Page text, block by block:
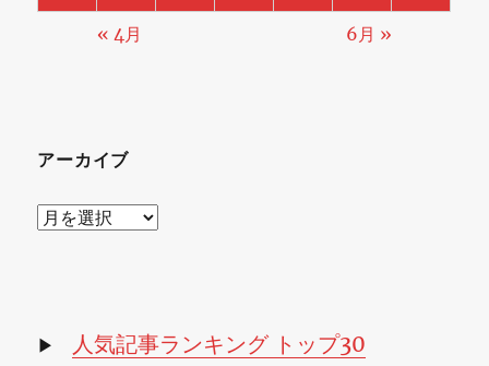
« 4月 6月 »
アーカイブ
ア
ブ
▶ 人気記事ランキング トップ30